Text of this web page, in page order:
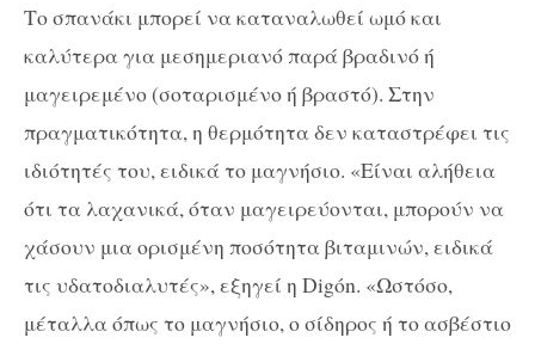
Το σπανάκι μπορεί να καταναλωθεί ωμό και
καλύτερα για μεσημεριανό παρά βραδινό ή
μαγειρεμένο (σοταρισμένο ή βραστό). Στην
πραγματικότητα, η θερμότητα δεν καταστρέφει τις
ιδιότητές του, ειδικά το μαγνήσιο. «Είναι αλήθεια
ότι τα λαχανικά, όταν μαγειρεύονται, μπορούν να
χάσουν μια ορισμένη ποσότητα βιταμινών, ειδικά
τις υδατοδιαλυτές», εξηγεί η Digón. «Ωστόσο,
μέταλλα όπως το μαγνήσιο, ο σίδηρος ή το ασβέστιο